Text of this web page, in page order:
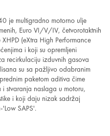
je multigradno motorno ulje
Euro VI/V/IV, četvorotaktnih
(eXtra High Performance
i koji su opremljeni
recirkulaciju izduvnih gasova
su sa pažljivo odabranim
paketom aditiva čime
stvaranja naslaga u motoru,
i koji daju nizak sadržaj
SAPS'.